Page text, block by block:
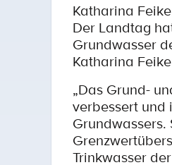
Katharina
Der Landtag
Grundwasser
Katharina
„Das Grund-
verbessert und
Trinkwasser